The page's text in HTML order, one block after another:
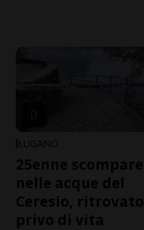
LUGANO
25enne scompare
nelle acque del
Ceresio, ritrovato
privo di vita